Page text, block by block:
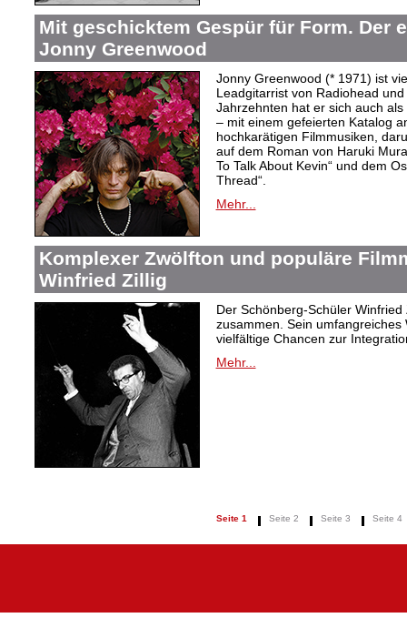
Mit geschicktem Gespür für Form. Der
Jonny Greenwood
Jonny Greenwood (* 1971) ist
Leadgitarrist von Radiohead
Jahrzehnten hat er sich auch
– mit einem gefeierten Katalog
hochkarätigen Filmmusiken,
auf dem Roman von Haruki
To Talk About Kevin“ und dem
Thread“.
Mehr...
Komplexer Zwölfton und populäre
Winfried Zillig
Der Schönberg-Schüler
zusammen. Sein
vielfältige Chancen zur
Mehr...
Seite 1 Seite 2 Seite 3 Seite 4